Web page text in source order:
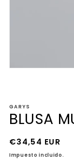
una
ventana
modal
GARYS
BLUSA
Precio
habitual
€34,54 EUR
Impuesto incluido.